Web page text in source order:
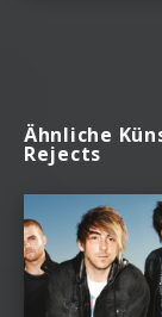
Ähnliche
Rejects